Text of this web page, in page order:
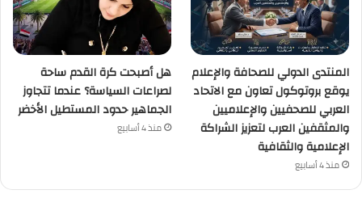
المنتدى الدولي للصحافة والإعلام
يوقع بروتوكول تعاون مع الاتحاد
العربي للصحفيين والإعلاميين
والمثقفين العرب لتعزيز الشراكة
الإعلامية والثقافية
منذ 4 أسابيع
هل أصبحت كرة القدم ساحة
لصراعات السياسة؟ عندما تتجاوز
الجماهير حدود المستطيل الأخضر
منذ 4 أسابيع